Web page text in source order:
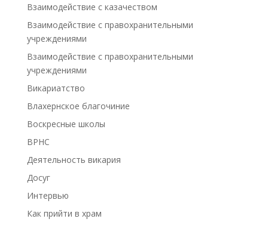
Взаимодействие с казачеством
Взаимодействие с правохранительными
учреждениями
Взаимодействие с правохранительными
учреждениями
Викариатство
Влахернское благочиние
Воскресные школы
ВРНС
Деятельность викария
Досуг
Интервью
Как прийти в храм